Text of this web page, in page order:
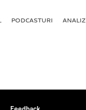
PODCASTURI